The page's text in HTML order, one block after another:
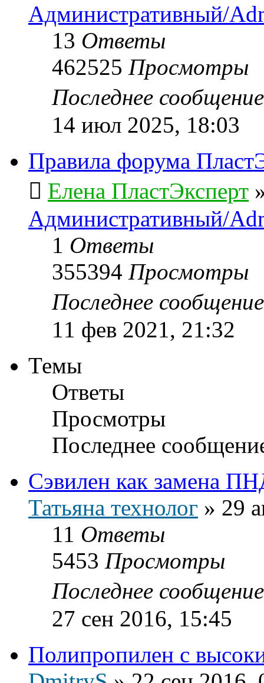
Административный/
13 Ответы
462525 Просмотры
Последнее
14 июл 2025, 18:03
Правила форума
Елена ПластЭксперт
Административный/
1 Ответы
355394 Просмотры
Последнее
11 фев 2021, 21:32
Темы
Ответы
Просмотры
Последнее
Сэвилен как замена
Татьяна технолог » 29
11 Ответы
5453 Просмотры
Последнее
27 сен 2016, 15:45
Полипропилен с